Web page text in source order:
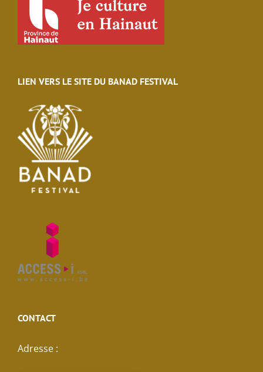
LIEN VERS LE SITE DU BANAD FESTIVAL
CONTACT
Adresse :